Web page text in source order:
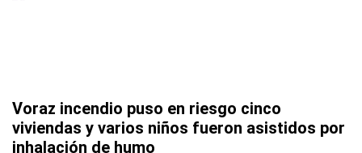
Voraz incendio puso en riesgo cinco
viviendas y varios niños fueron asistidos por
inhalación de humo